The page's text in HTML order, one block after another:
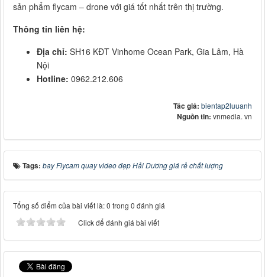
sản phẩm flycam – drone với giá tốt nhất trên thị trường.
Thông tin liên hệ:
Địa chỉ: SH16 KĐT Vinhome Ocean Park, Gia Lâm, Hà
Nội
Hotline: 0962.212.606
Tác giả: bientap2luuanh
Nguồn tin: vnmedia. vn
Tags: bay Flycam quay video đẹp Hải Dương giá rẻ chất lượng
Tổng số điểm của bài viết là: 0 trong 0 đánh giá
Click để đánh giá bài viết